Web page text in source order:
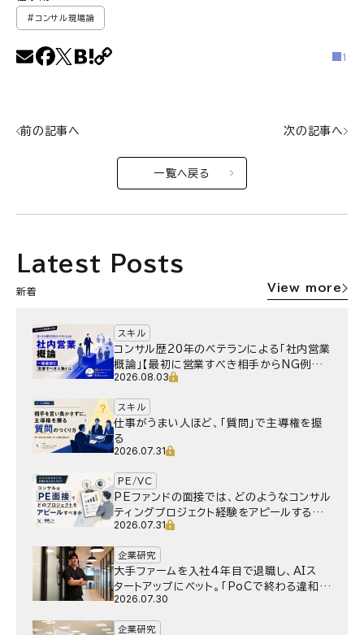
#コンサル現場論
1
前の記事へ
一覧へ戻る
次の記事へ
Latest Posts
新着 View more
スキル
コンサル歴20年のベテランによる「社内営業
概論」【最初に営業すべき相手からNG例ま
で】
2026.08.03
スキル
仕事がうまい人ほど、「質問」で主導権を握
る
2026.07.31
PE/VC
PEファンドの面接では、どのようなコンサル
ティングプロジェクト経験をアピールするべ
きか
2026.07.31
企業研究
大手ファームを入社4年目で退職し、AIス
タートアップにベット。｢PoCで終わる違和
感｣はどうなったのか／Gen-AX株式会社
2026.07.30
企業研究